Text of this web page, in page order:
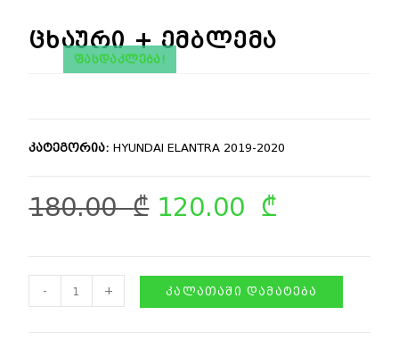
ᲤᲐᲡᲓᲐᲙᲚᲔᲑᲐ!
ცხაური + ემბლემა
კატეგორია:HYUNDAI ELANTRA 2019-2020
180.00₾ 120.00 ₾
- + ᲙᲐᲚᲐᲗᲐᲨᲘ ᲓᲐᲛᲐᲢᲔᲑᲐ